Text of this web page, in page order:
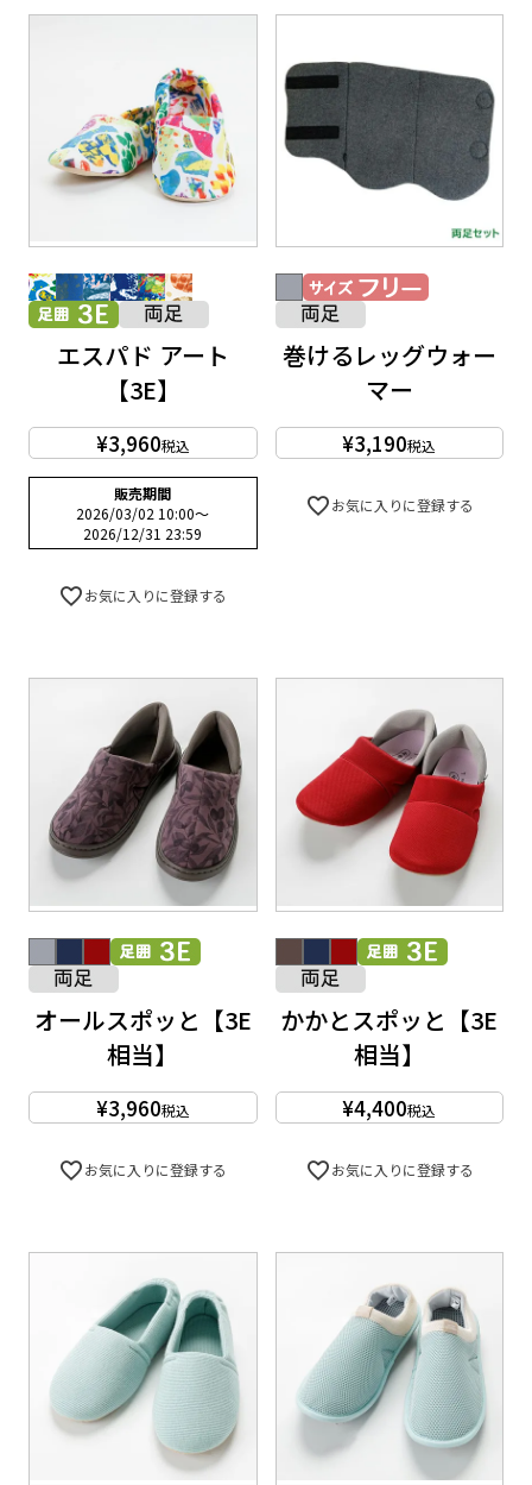
エスパド アート
【3E】
¥3,960税込
販売期間
2026/03/02 10:00〜
2026/12/31 23:59
お気に入りに登録する
巻けるレッグウォー
マー
¥3,190税込
お気に入りに登録する
オールスポッと【3E
相当】
¥3,960税込
お気に入りに登録する
かかとスポッと【3E
相当】
¥4,400税込
お気に入りに登録する